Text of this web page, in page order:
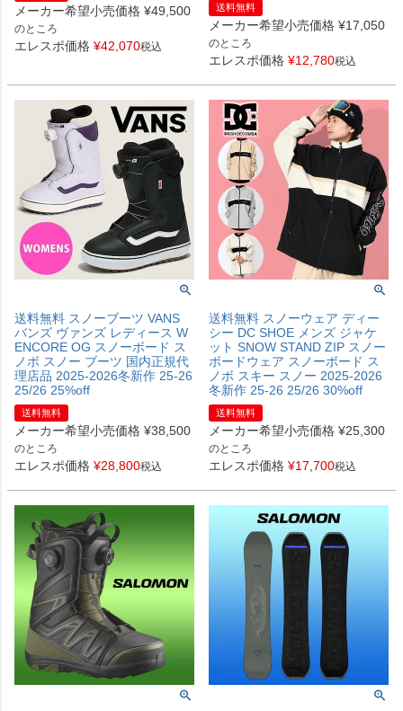
メーカー希望小売価格 ¥49,500
のところ
エレスポ価格 ¥42,070税込
送料無料
メーカー希望小売価格 ¥17,050
のところ
エレスポ価格 ¥12,780税込
送料無料 スノーブーツ VANS
バンズ ヴァンズ レディース W
ENCORE OG スノーボード ス
ノボ スノー ブーツ 国内正規代
理店品 2025-2026冬新作 25-26
25/26 25%off
送料無料
メーカー希望小売価格 ¥38,500
のところ
エレスポ価格 ¥28,800税込
送料無料 スノーウェア ディー
シー DC SHOE メンズ ジャケ
ット SNOW STAND ZIP スノー
ボードウェア スノーボード ス
ノボ スキー スノー 2025-2026
冬新作 25-26 25/26 30%off
送料無料
メーカー希望小売価格 ¥25,300
のところ
エレスポ価格 ¥17,700税込